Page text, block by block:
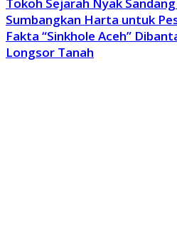
Sumbangkan Harta untuk
Fakta “Sinkhole Aceh”
Longsor Tanah